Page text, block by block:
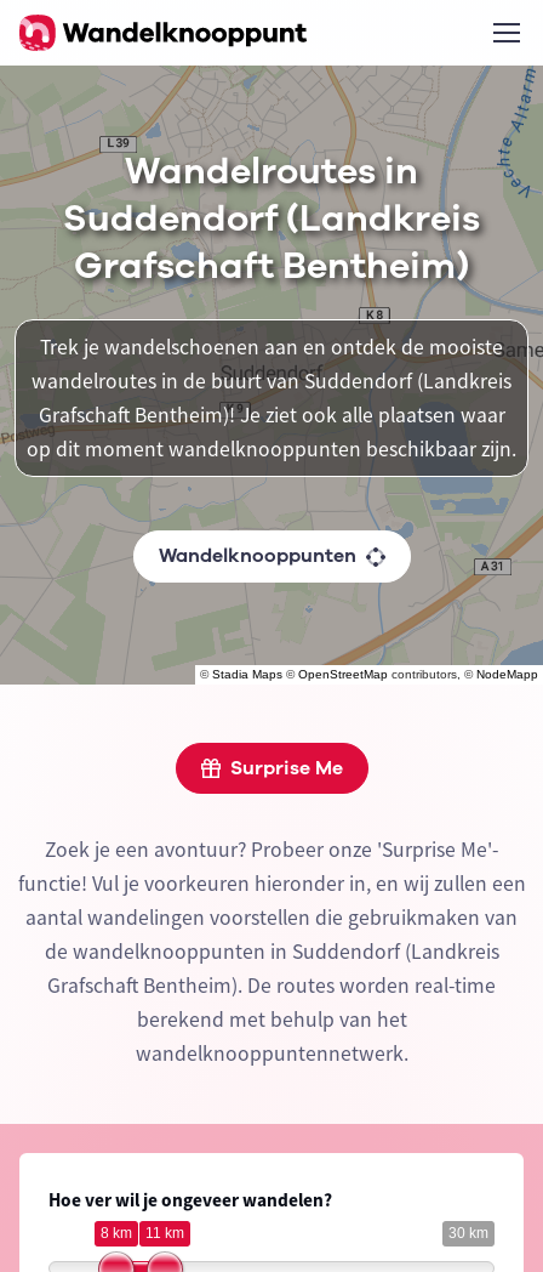
©Stadia Maps ©OpenStreetMap contributors, ©NodeMapp
Wandelroutes in
Suddendorf (Landkreis
Grafschaft Bentheim)
Trek je wandelschoenen aan en ontdek de mooiste
wandelroutes in de buurt van Suddendorf (Landkreis
Grafschaft Bentheim)! Je ziet ook alle plaatsen waar
op dit moment wandelknooppunten beschikbaar zijn.
Wandelknooppunten
Surprise Me
Zoek je een avontuur? Probeer onze 'Surprise Me'-
functie! Vul je voorkeuren hieronder in, en wij zullen een
aantal wandelingen voorstellen die gebruikmaken van
de wandelknooppunten in Suddendorf (Landkreis
Grafschaft Bentheim). De routes worden real-time
berekend met behulp van het
wandelknooppuntennetwerk.
Hoe ver wil je ongeveer wandelen?
30 km
8 km 11 km